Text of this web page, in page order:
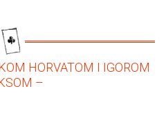
HORVATOM I IGOROM
–